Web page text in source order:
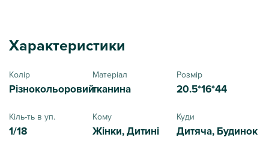
Характеристики
Колір
Різнокольоровий
Матеріал
тканина
Розмір
20.5*16*44
Кіль-ть в уп.
1/18
Кому
Жінки, Дитині
Куди
Дитяча, Будинок